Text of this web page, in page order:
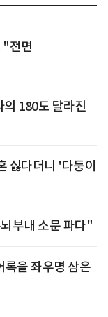
"전면
180도 달라진
싫다더니 '다둥이
부내 소문 파다"
록을 좌우명 삼은